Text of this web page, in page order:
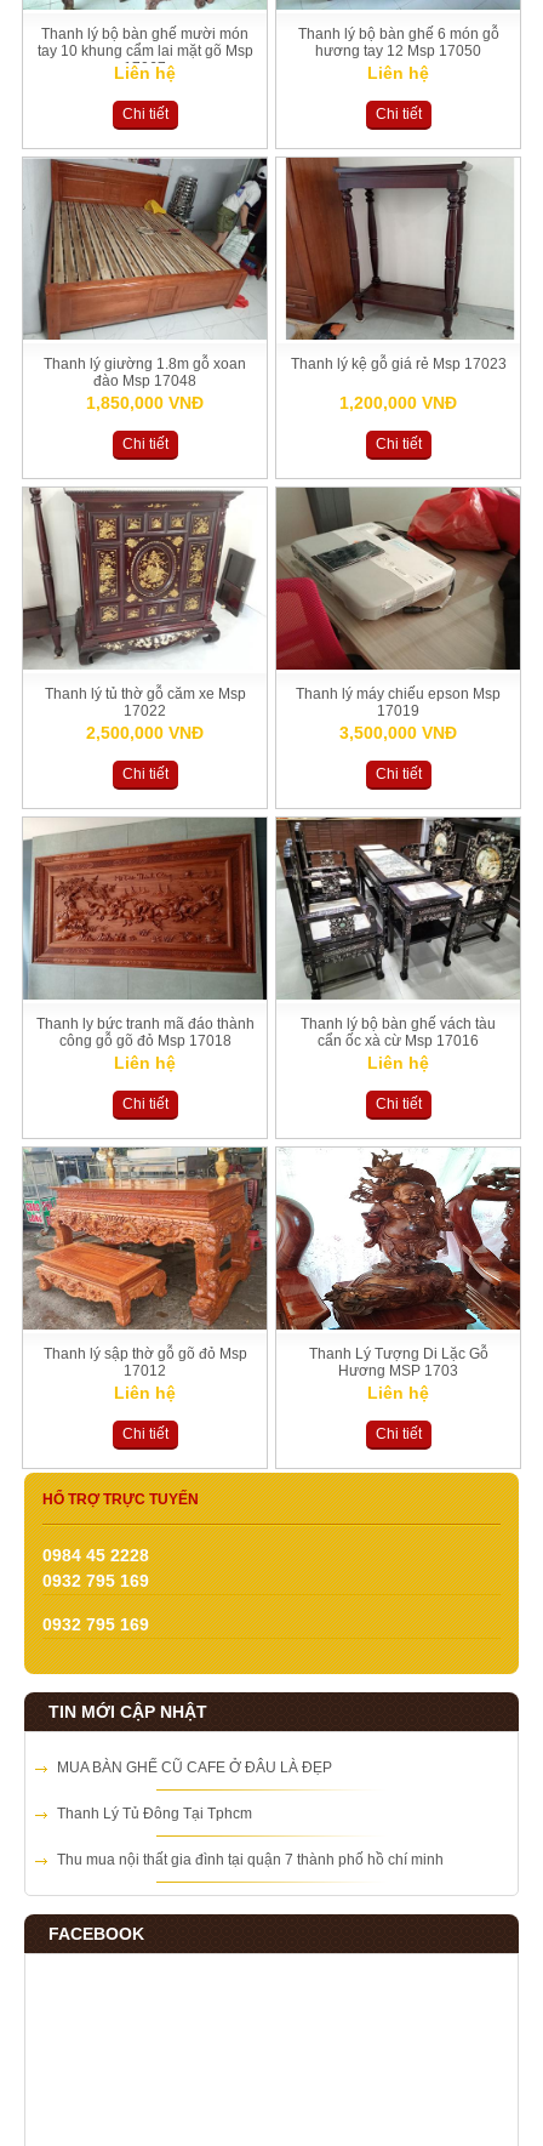
Thanh lý bộ bàn ghế mười món
tay 10 khung cẩm lai mặt gõ Msp
17067
Liên hệ
Chi tiết
Thanh lý bộ bàn ghế 6 món gỗ
hương tay 12 Msp 17050
Liên hệ
Chi tiết
Thanh lý giường 1.8m gỗ xoan
đào Msp 17048
1,850,000 VNĐ
Chi tiết
Thanh lý kệ gỗ giá rẻ Msp 17023
1,200,000 VNĐ
Chi tiết
Thanh lý tủ thờ gỗ căm xe Msp
17022
2,500,000 VNĐ
Chi tiết
Thanh lý máy chiếu epson Msp
17019
3,500,000 VNĐ
Chi tiết
Thanh ly bức tranh mã đáo thành
công gỗ gõ đỏ Msp 17018
Liên hệ
Chi tiết
Thanh lý bộ bàn ghế vách tàu
cẩn ốc xà cừ Msp 17016
Liên hệ
Chi tiết
Thanh lý sập thờ gỗ gõ đỏ Msp
17012
Liên hệ
Chi tiết
Thanh Lý Tượng Di Lặc Gỗ
Hương MSP 1703
Liên hệ
Chi tiết
HỔ TRỢ TRỰC TUYẾN
0984 45 2228
0932 795 169
0932 795 169
TIN MỚI CẬP NHẬT
MUA BÀN GHẾ CŨ CAFE Ở ĐÂU LÀ ĐẸP
Thanh Lý Tủ Đông Tại Tphcm
Thu mua nội thất gia đình tại quận 7 thành phố hồ chí minh
FACEBOOK